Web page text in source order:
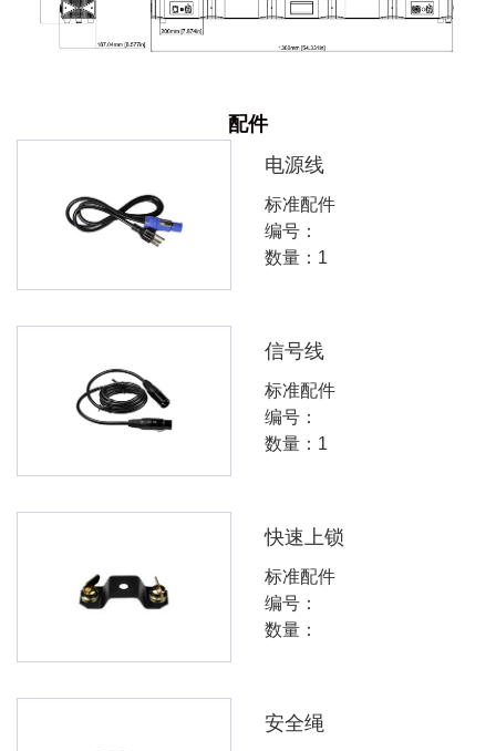
配件
电源线
标准配件
编号：
数量：1
信号线
标准配件
编号：
数量：1
快速上锁
标准配件
编号：
数量：
安全绳